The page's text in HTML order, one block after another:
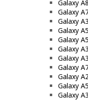
Galaxy
Galaxy
Galaxy
Galaxy
Galaxy
Galaxy
Galaxy
Galaxy
Galaxy
Galaxy
Galaxy